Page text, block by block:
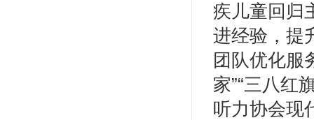
疾儿童回归
进经验，提
团队优化服
家”“三八红
听力协会现